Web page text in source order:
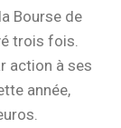
Bourse de
trois fois.
action à ses
année,